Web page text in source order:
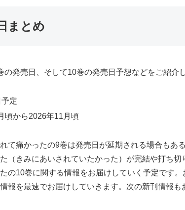
まとめ
発売日、そして10巻の発売日予想などをご紹介
定
頃から2026年11月頃
て痛かったの9巻は発売日が延期される場合もあ
（きみにあいされていたかった）が完結や打ち
の10巻に関する情報をお届けしていく予定です
を最速でお届けしていきます。次の新刊情報も